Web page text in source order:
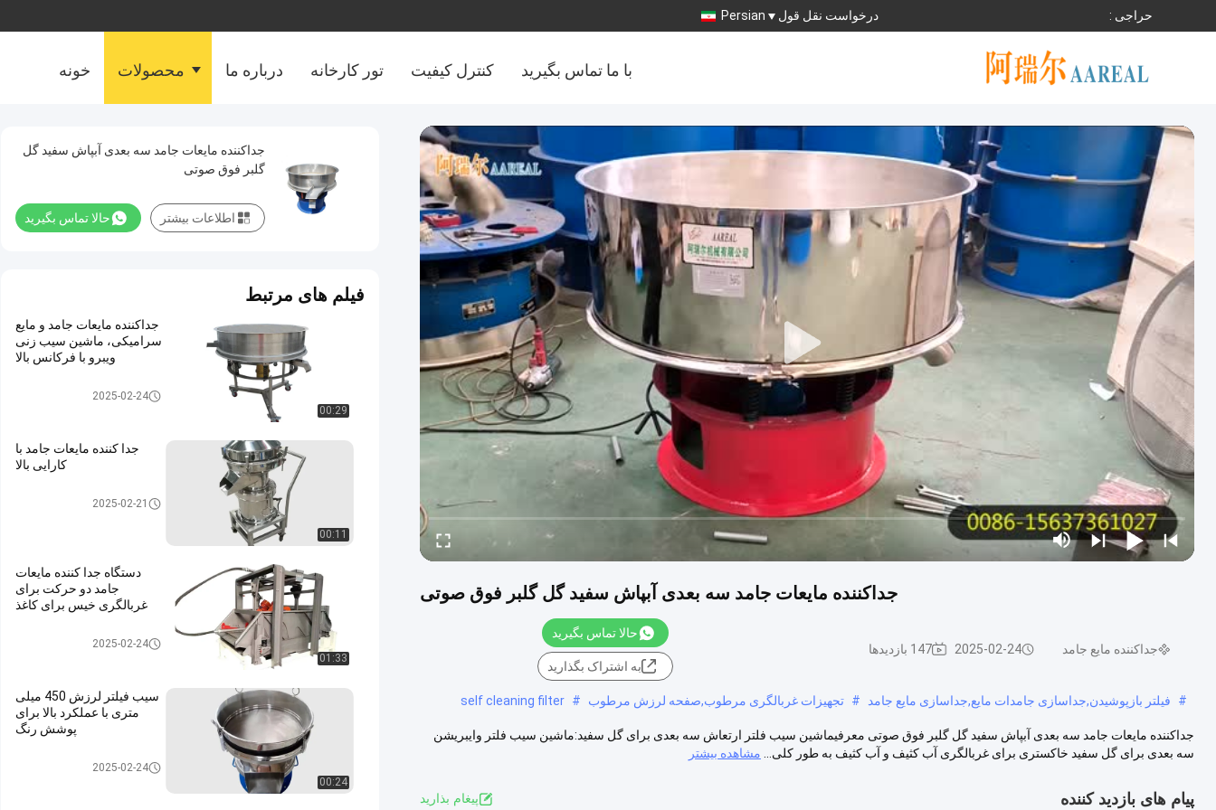
حراجی : درخواست نقل قول Persian
خونه محصولات درباره ما تور کارخانه کنترل کیفیت با ما تماس بگیرید
جداکننده مایعات جامد سه بعدی آبپاش سفید گل گلبر فوق صوتی
جداکننده مایع جامد 2025-02-24 147 بازدیدها
حالا تماس بگیرید
به اشتراک بگذارید
# فیلتر بازپوشیدن,جداسازی جامدات مایع,جداسازی مایع جامد # تجهیزات غربالگری مرطوب,صفحه لرزش مرطوب #
self cleaning filter
جداکننده مایعات جامد سه بعدی آبپاش سفید گل گلبر فوق صوتی معرفیماشین سیب فلتر ارتعاش سه بعدی برای گل سفید:ماشین سیب فلتر وایبریشن
سه بعدی برای گل سفید خاکستری برای غربالگری آب کثیف و آب کثیف به طور کلی...
مشاهده بیشتر
پیام های بازدید کننده پيغام بذاريد
جداکننده مایعات جامد سه بعدی آبپاش سفید گل
گلبر فوق صوتی
حالا تماس بگیرید اطلاعات بیشتر
فیلم های مرتبط
00:29
جداکننده مایعات جامد و مایع
سرامیکی، ماشین سیب زنی
ویبرو با فرکانس بالا
جداکننده مایع جامد2025-02-24
00:11
جدا کننده مایعات جامد با
کارایی بالا
جداکننده مایع جامد2025-02-21
01:33
دستگاه جدا کننده مایعات
جامد دو حرکت برای
غربالگری خیس برای کاغذ
جداکننده مایع جامد2025-02-24
00:24
سیب فیلتر لرزش 450 میلی
متری با عملکرد بالا برای
پوشش رنگ
جداکننده مایع جامد2025-02-24